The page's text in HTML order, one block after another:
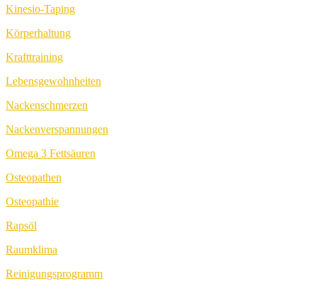
Kinesio-Taping
Körperhaltung
Krafttraining
Lebensgewohnheiten
Nackenschmerzen
Nackenverspannungen
Omega 3 Fettsäuren
Osteopathen
Osteopathie
Rapsöl
Raumklima
Reinigungsprogramm